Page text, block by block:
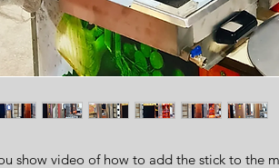
show video of how to add the stick to the